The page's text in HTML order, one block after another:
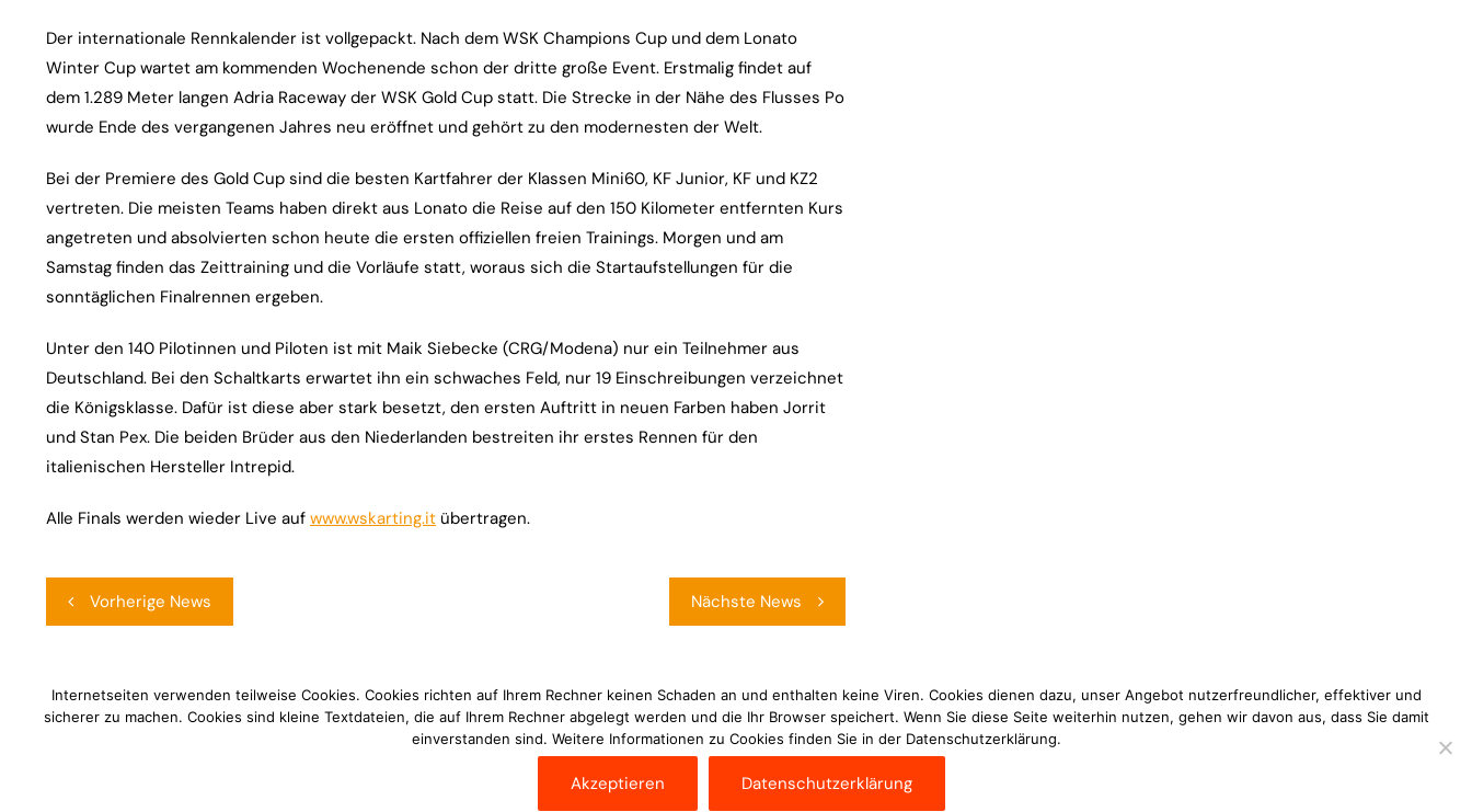
Der internationale Rennkalender ist vollgepackt. Nach dem WSK Champions Cup und dem Lonato
Winter Cup wartet am kommenden Wochenende schon der dritte große Event. Erstmalig findet auf
dem 1.289 Meter langen Adria Raceway der WSK Gold Cup statt. Die Strecke in der Nähe des Flusses Po
wurde Ende des vergangenen Jahres neu eröffnet und gehört zu den modernesten der Welt.
Bei der Premiere des Gold Cup sind die besten Kartfahrer der Klassen Mini60, KF Junior, KF und KZ2
vertreten. Die meisten Teams haben direkt aus Lonato die Reise auf den 150 Kilometer entfernten Kurs
angetreten und absolvierten schon heute die ersten offiziellen freien Trainings. Morgen und am
Samstag finden das Zeittraining und die Vorläufe statt, woraus sich die Startaufstellungen für die
sonntäglichen Finalrennen ergeben.
Unter den 140 Pilotinnen und Piloten ist mit Maik Siebecke (CRG/Modena) nur ein Teilnehmer aus
Deutschland. Bei den Schaltkarts erwartet ihn ein schwaches Feld, nur 19 Einschreibungen verzeichnet
die Königsklasse. Dafür ist diese aber stark besetzt, den ersten Auftritt in neuen Farben haben Jorrit
und Stan Pex. Die beiden Brüder aus den Niederlanden bestreiten ihr erstes Rennen für den
italienischen Hersteller Intrepid.
Alle Finals werden wieder Live auf www.wskarting.it übertragen.
Beitragsnavigation
Vorherige News Nächste News
Internetseiten verwenden teilweise Cookies. Cookies richten auf Ihrem Rechner keinen Schaden an und enthalten keine Viren. Cookies dienen dazu, unser Angebot nutzerfreundlicher, effektiver und
sicherer zu machen. Cookies sind kleine Textdateien, die auf Ihrem Rechner abgelegt werden und die Ihr Browser speichert. Wenn Sie diese Seite weiterhin nutzen, gehen wir davon aus, dass Sie damit
einverstanden sind. Weitere Informationen zu Cookies finden Sie in der Datenschutzerklärung.
Akzeptieren Datenschutzerklärung